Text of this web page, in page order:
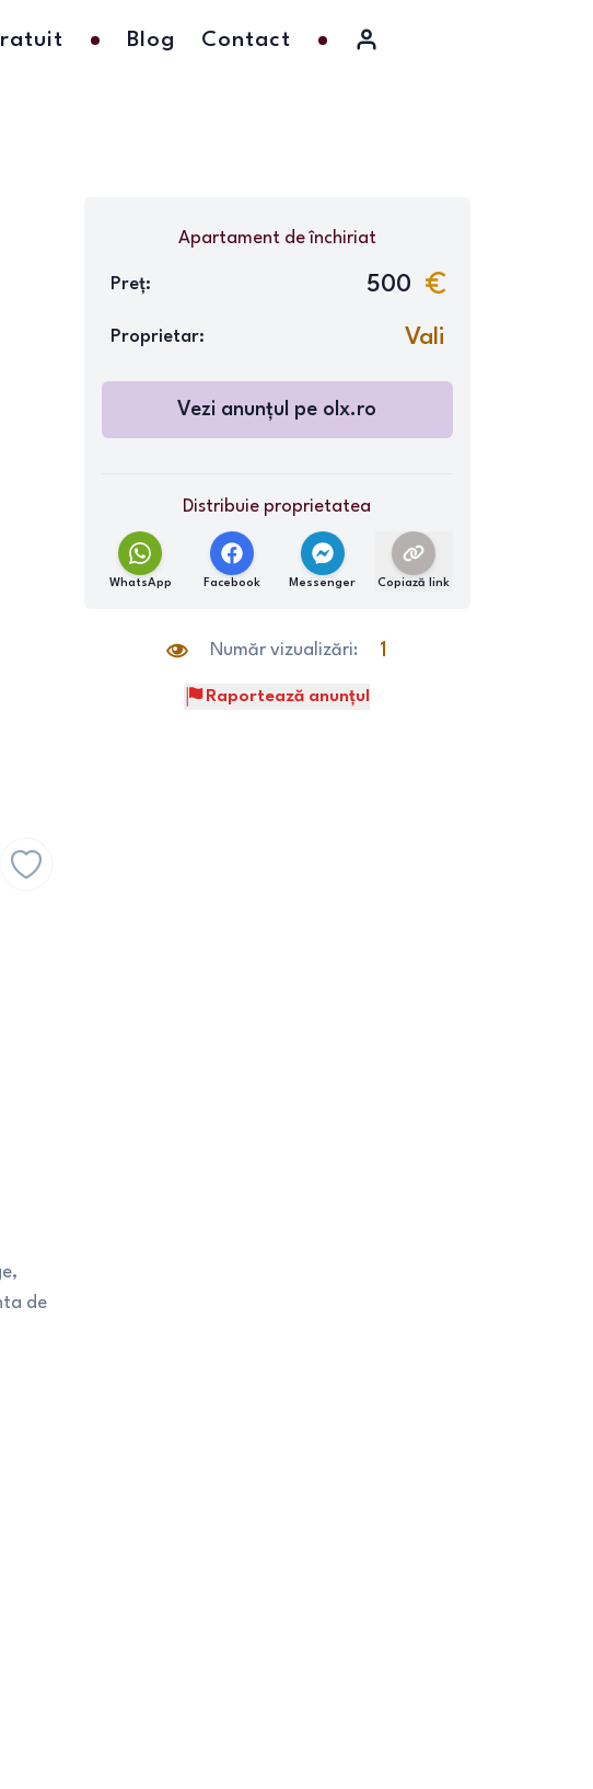
Blog Contact
de
Apartamentde închiriat
Preț: 500
Proprietar: Vali
Vezi anunțul pe olx.ro
Distribuie proprietatea
WhatsApp Facebook Messenger Copiază link
Număr vizualizări: 1
Raportează anunțul